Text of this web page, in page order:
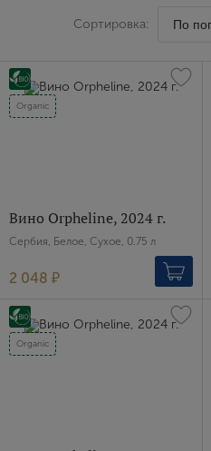
Сортировка:
Organic
Вино Orpheline, 2024 г.
Сербия, Белое, Сухое, 0.75 л
2 048 ₽
Organic